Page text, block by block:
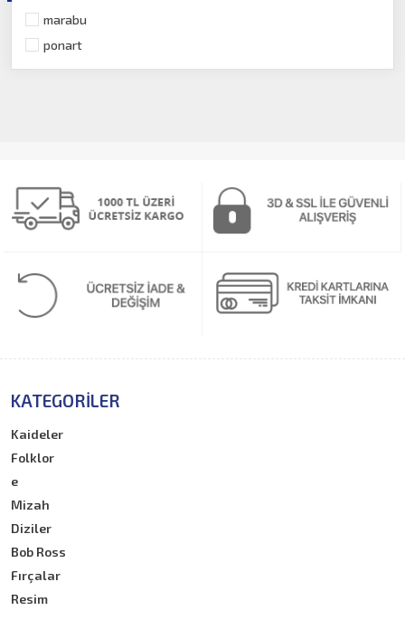
marabu
ponart
KATEGORILER
Kaideler
Folklor
e
Mizah
Diziler
Bob Ross
Fırçalar
Resim